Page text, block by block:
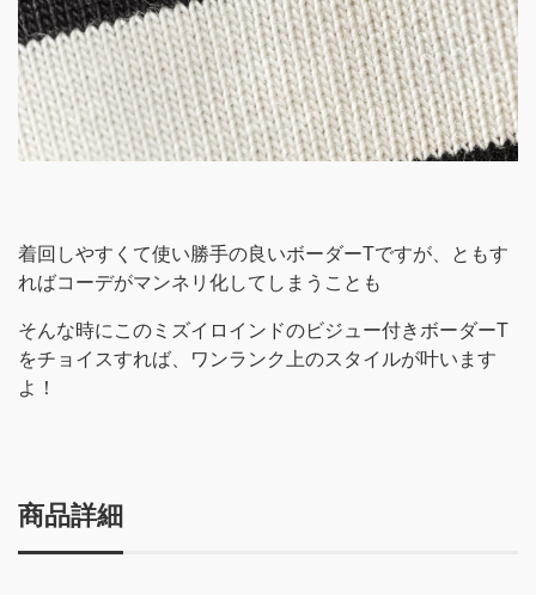
着回しやすくて使い勝手の良いボーダーTですが、ともす
ればコーデがマンネリ化してしまうことも
そんな時にこのミズイロインドのビジュー付きボーダーT
をチョイスすれば、ワンランク上のスタイルが叶います
よ！
商品詳細